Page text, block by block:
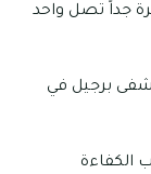
جداً تصل واحد
برجيل في
الكفاءة